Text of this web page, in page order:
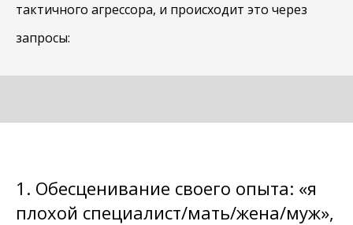
тактичного агрессора, и происходит это через
запросы:
1. Обесценивание своего опыта: «я
плохой специалист/мать/жена/муж»,